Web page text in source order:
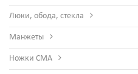
Люки, обода, стекла
Манжеты
Ножки СМА